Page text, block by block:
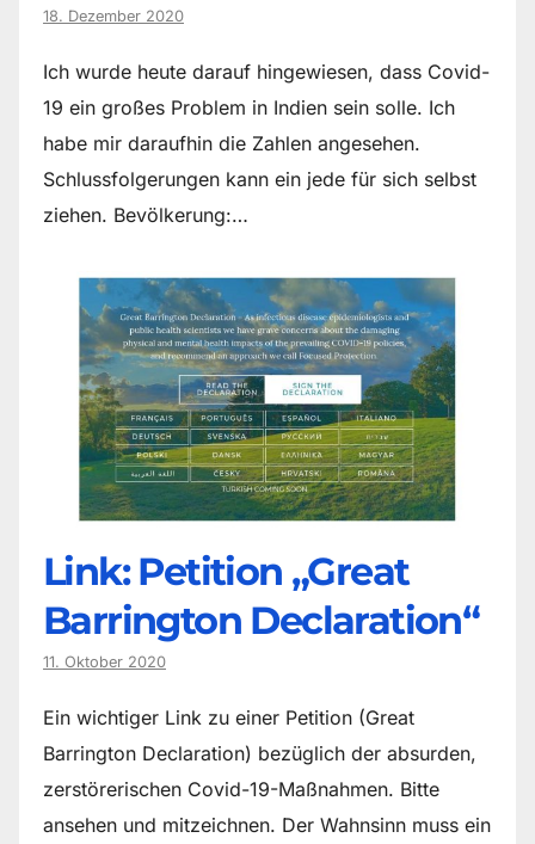
18. Dezember 2020
Ich wurde heute darauf hingewiesen, dass Covid-
19 ein großes Problem in Indien sein solle. Ich
habe mir daraufhin die Zahlen angesehen.
Schlussfolgerungen kann ein jede für sich selbst
ziehen. Bevölkerung:…
Link: Petition „Great
Barrington Declaration“
11. Oktober 2020
Ein wichtiger Link zu einer Petition (Great
Barrington Declaration) bezüglich der absurden,
zerstörerischen Covid-19-Maßnahmen. Bitte
ansehen und mitzeichnen. Der Wahnsinn muss ein